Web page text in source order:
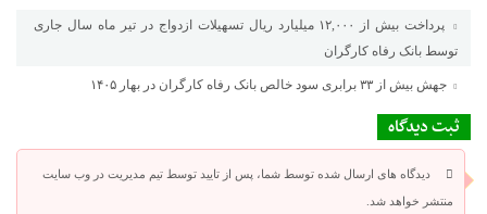
پرداخت بیش از ۱۲,۰۰۰ میلیارد ریال تسهیلات ازدواج در تیر ماه سال جاری
توسط بانک رفاه کارگران
جهش بیش از ۳۳ برابری سود خالص بانک رفاه کارگران در بهار ۱۴۰۵
ثبت دیدگاه
دیدگاه های ارسال شده توسط شما، پس از تایید توسط تیم مدیریت در وب سایت
منتشر خواهد شد.